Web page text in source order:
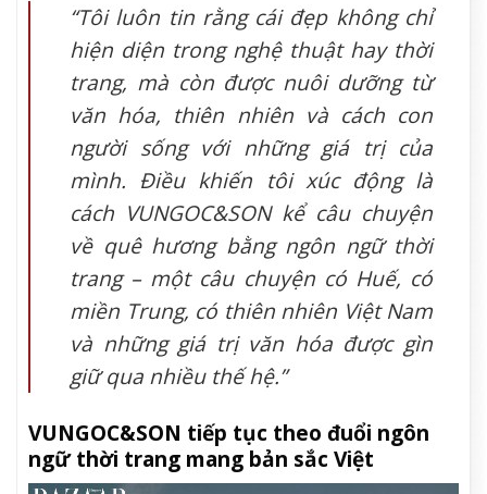
“Tôi luôn tin rằng cái đẹp không chỉ
hiện diện trong nghệ thuật hay thời
trang, mà còn được nuôi dưỡng từ
văn hóa, thiên nhiên và cách con
người sống với những giá trị của
mình. Điều khiến tôi xúc động là
cách VUNGOC&SON kể câu chuyện
về quê hương bằng ngôn ngữ thời
trang – một câu chuyện có Huế, có
miền Trung, có thiên nhiên Việt Nam
và những giá trị văn hóa được gìn
giữ qua nhiều thế hệ.”
VUNGOC&SON tiếp tục theo đuổi ngôn
ngữ thời trang mang bản sắc Việt